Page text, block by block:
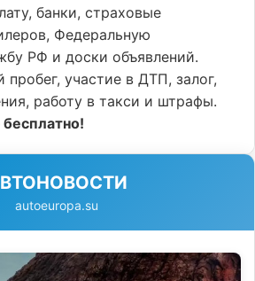
банки, страховые
Федеральную
РФ и доски объявлений.
пробег, участие в ДТП, залог,
работу в такси и штрафы.
autoeuropa.su